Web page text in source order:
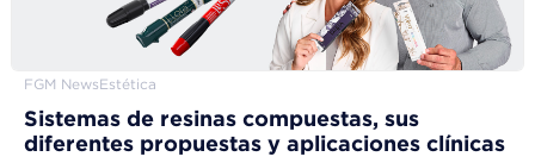
FGM News Estética
Sistemas de resinas compuestas, sus
diferentes propuestas y aplicaciones clínicas